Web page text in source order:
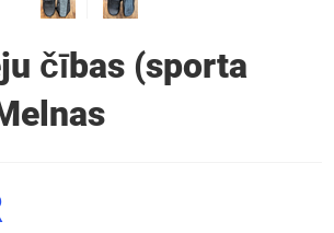
čības (sporta